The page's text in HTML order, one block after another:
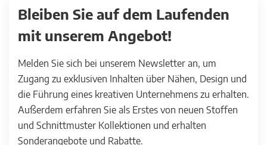
Bleiben Sie auf dem Laufenden
mit unserem Angebot!
Melden Sie sich bei unserem Newsletter an, um
Zugang zu exklusiven Inhalten über Nähen, Design und
die Führung eines kreativen Unternehmens zu erhalten.
Außerdem erfahren Sie als Erstes von neuen Stoffen
und Schnittmuster Kollektionen und erhalten
Sonderangebote und Rabatte.